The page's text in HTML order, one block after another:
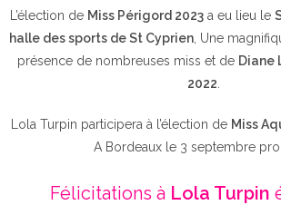
L’élection de Miss Périgord 2023a eu lieu le
halle des sports de St Cyprien , Une
présence de nombreuses miss et de Diane
2022
Lola Turpin participera à l’élection de Miss
A Bordeaux le 3 septembre
Félicitations à Lola Turpin